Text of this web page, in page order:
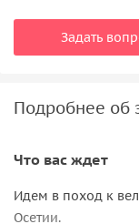
Задать
Подробнее об
Что вас ждет
Идем в поход к
Осетии.